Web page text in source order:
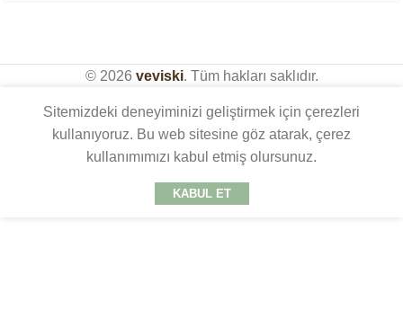
© 2026 veviski. Tüm hakları saklıdır.
Sitemizdeki deneyiminizi geliştirmek için çerezleri
kullanıyoruz. Bu web sitesine göz atarak, çerez
kullanımımızı kabul etmiş olursunuz.
KABUL ET